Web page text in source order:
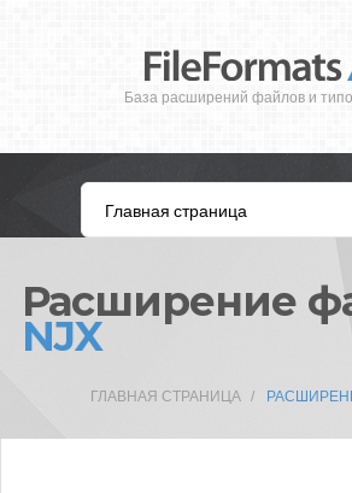
База расширений файлов и
Расширение
NJX
ГЛАВНАЯ СТРАНИЦА